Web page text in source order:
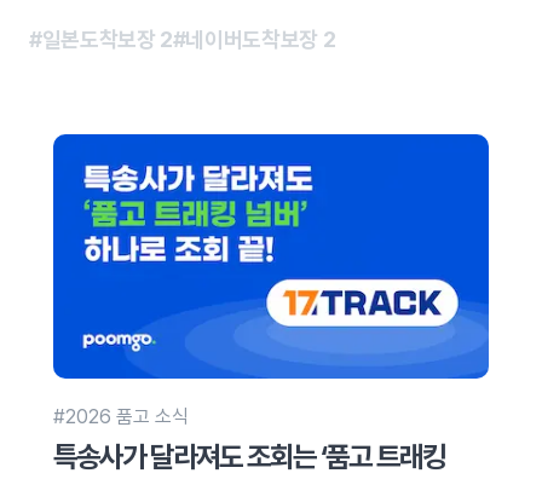
#일본도착보장 2#네이버도착보장 2
#2026 품고 소식
특송사가 달라져도 조회는 ‘품고 트래킹